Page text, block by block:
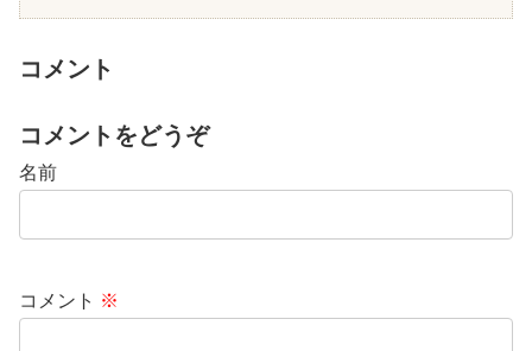
コメント
コメントをどうぞ
名前
コメント ※